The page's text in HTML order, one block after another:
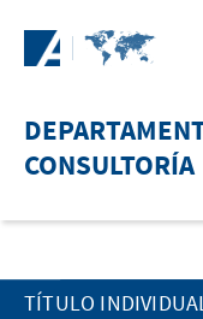
CONSULTORÍA
TÍTULO